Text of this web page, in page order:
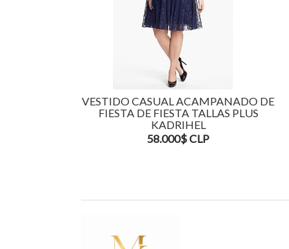
VESTIDO CASUAL ACAMPANADO DE
FIESTA DE FIESTA TALLAS PLUS
KADRIHEL
58.000$ CLP